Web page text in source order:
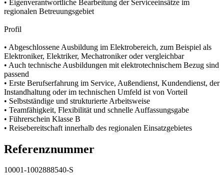
• Eigenverantwortliche Bearbeitung der Serviceeinsätze im
regionalen Betreuungsgebiet
Profil
• Abgeschlossene Ausbildung im Elektrobereich, zum Beispiel als
Elektroniker, Elektriker, Mechatroniker oder vergleichbar
• Auch technische Ausbildungen mit elektrotechnischem Bezug sind
passend
• Erste Berufserfahrung im Service, Außendienst, Kundendienst, der
Instandhaltung oder im technischen Umfeld ist von Vorteil
• Selbstständige und strukturierte Arbeitsweise
• Teamfähigkeit, Flexibilität und schnelle Auffassungsgabe
• Führerschein Klasse B
• Reisebereitschaft innerhalb des regionalen Einsatzgebietes
Referenznummer
10001-1002888540-S